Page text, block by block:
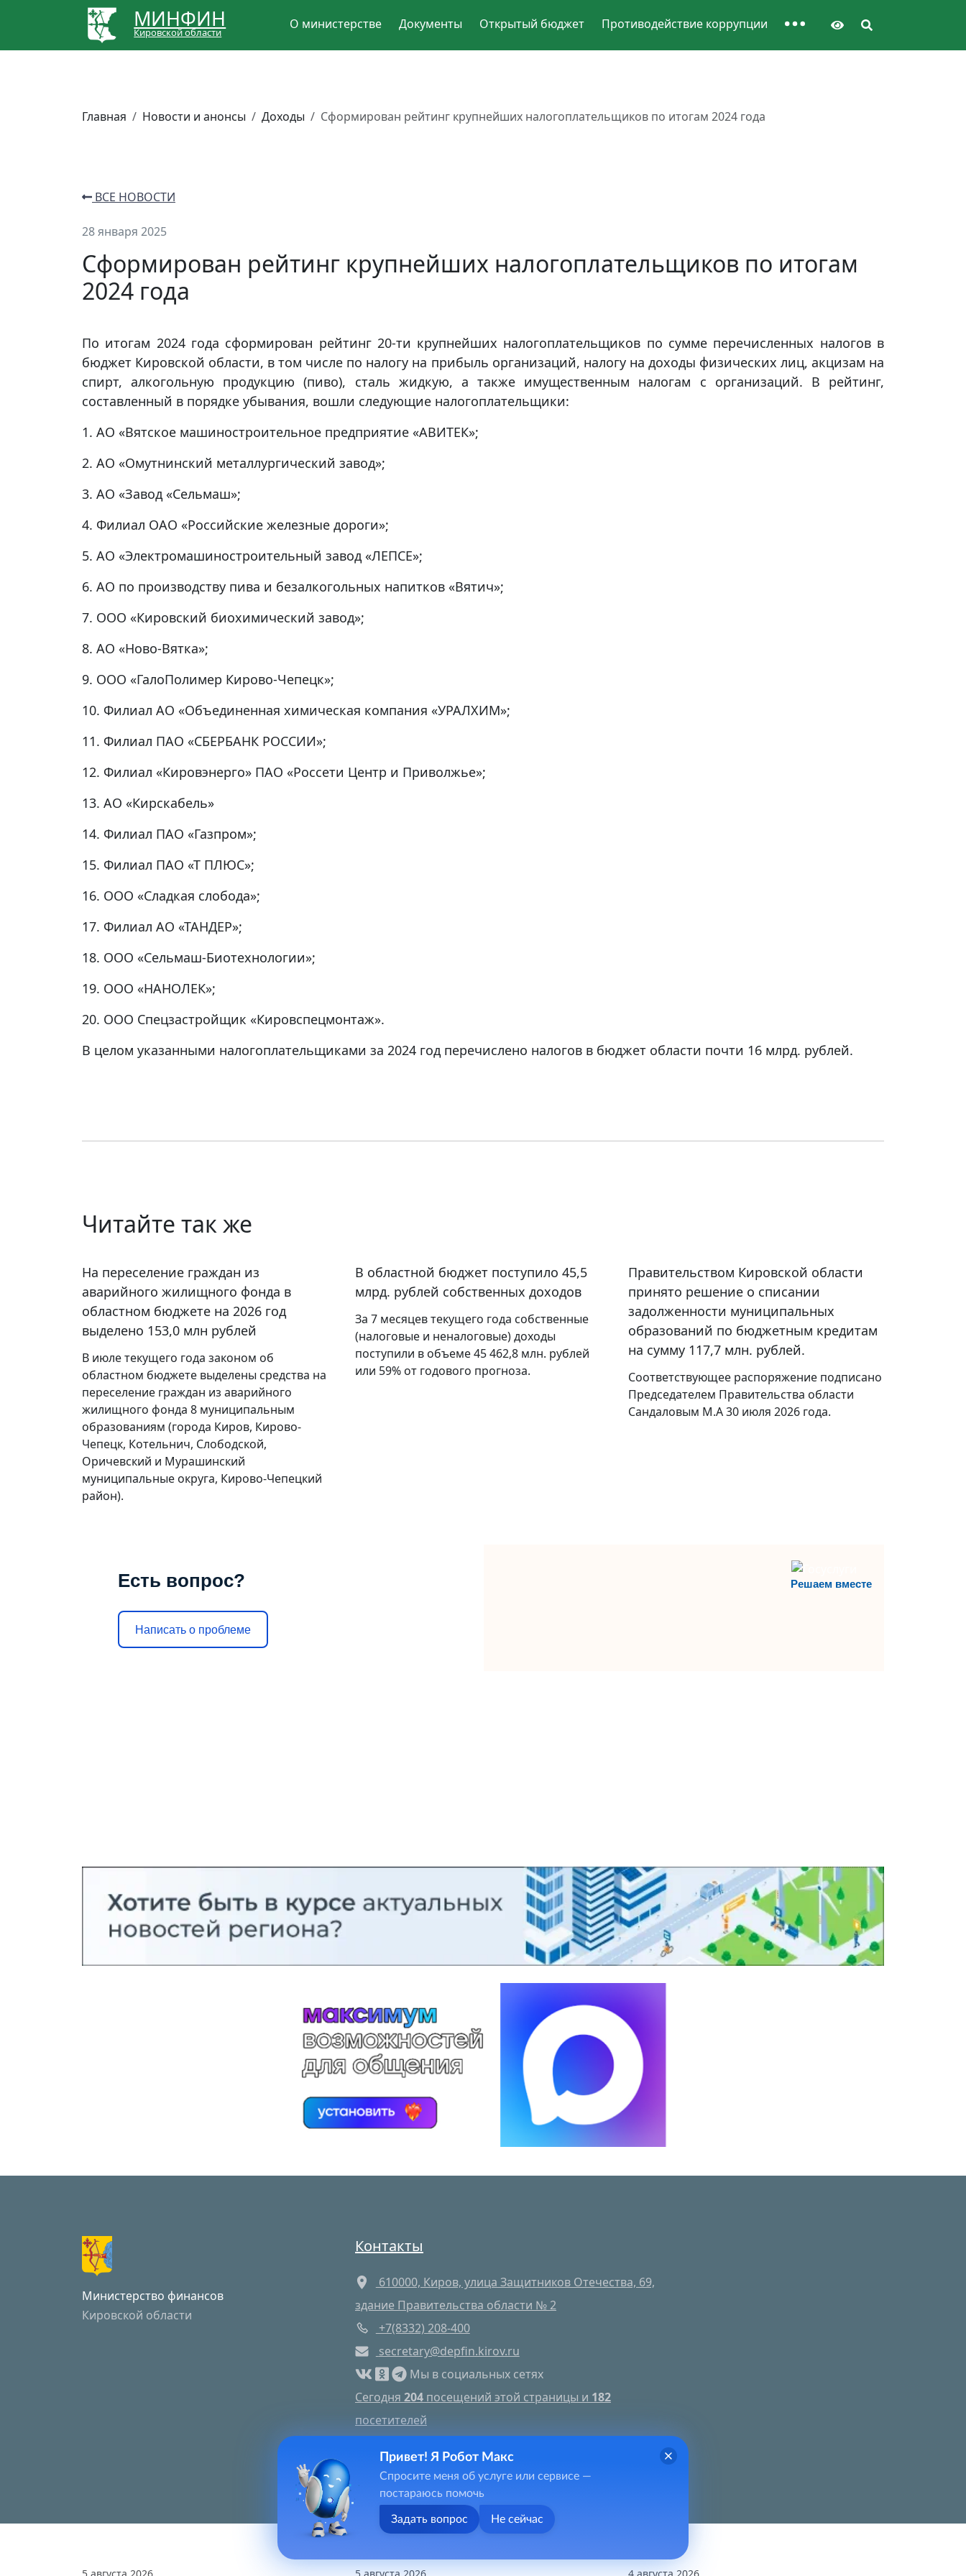
МИНФИН
Кировской области
О министерстве Документы Открытый бюджет Противодействие коррупции
Главная Новости и анонсы Доходы Сформирован рейтинг крупнейших налогоплательщиков по итогам 2024 года
ВСЕ НОВОСТИ
28 января 2025
Сформирован рейтинг крупнейших налогоплательщиков по итогам
2024 года
По итогам 2024 года сформирован рейтинг 20-ти крупнейших налогоплательщиков по сумме перечисленных налогов в
бюджет Кировской области, в том числе по налогу на прибыль организаций, налогу на доходы физических лиц, акцизам на
спирт, алкогольную продукцию (пиво), сталь жидкую, а также имущественным налогам с организаций. В рейтинг,
составленный в порядке убывания, вошли следующие налогоплательщики:
1. АО «Вятское машиностроительное предприятие «АВИТЕК»;
2. АО «Омутнинский металлургический завод»;
3. АО «Завод «Сельмаш»;
4. Филиал ОАО «Российские железные дороги»;
5. АО «Электромашиностроительный завод «ЛЕПСЕ»;
6. АО по производству пива и безалкогольных напитков «Вятич»;
7. ООО «Кировский биохимический завод»;
8. АО «Ново-Вятка»;
9. ООО «ГалоПолимер Кирово-Чепецк»;
10. Филиал АО «Объединенная химическая компания «УРАЛХИМ»;
11. Филиал ПАО «СБЕРБАНК РОССИИ»;
12. Филиал «Кировэнерго» ПАО «Россети Центр и Приволжье»;
13. АО «Кирскабель»
14. Филиал ПАО «Газпром»;
15. Филиал ПАО «Т ПЛЮС»;
16. ООО «Сладкая слобода»;
17. Филиал АО «ТАНДЕР»;
18. ООО «Сельмаш-Биотехнологии»;
19. ООО «НАНОЛЕК»;
20. ООО Спецзастройщик «Кировспецмонтаж».
В целом указанными налогоплательщиками за 2024 год перечислено налогов в бюджет области почти 16 млрд. рублей.
Читайте так же
На переселение граждан из
аварийного жилищного фонда в
областном бюджете на 2026 год
выделено 153,0 млн рублей
В июле текущего года законом об
областном бюджете выделены средства на
переселение граждан из аварийного
жилищного фонда 8 муниципальным
образованиям (города Киров, Кирово-
Чепецк, Котельнич, Слободской,
Оричевский и Мурашинский
муниципальные округа, Кирово-Чепецкий
район).
В областной бюджет поступило 45,5
млрд. рублей собственных доходов
За 7 месяцев текущего года собственные
(налоговые и неналоговые) доходы
поступили в объеме 45 462,8 млн. рублей
или 59% от годового прогноза.
Правительством Кировской области
принято решение о списании
задолженности муниципальных
образований по бюджетным кредитам
на сумму 117,7 млн. рублей.
Соответствующее распоряжение подписано
Председателем Правительства области
Сандаловым М.А 30 июля 2026 года.
Решаем вместе
Есть вопрос?
Написать о проблеме
Министерство финансов
Кировской области
Контакты
610000, Киров, улица Защитников Отечества, 69,
здание Правительства области № 2
+7(8332) 208-400
secretary@depfin.kirov.ru
Мы в социальных сетях
Сегодня 204 посещений этой страницы и 182
посетителей
Яндекс метрика
Привет! Я Робот Макс
Спросите меня об услуге или сервисе —
постараюсь помочь
Задать вопрос Не сейчас